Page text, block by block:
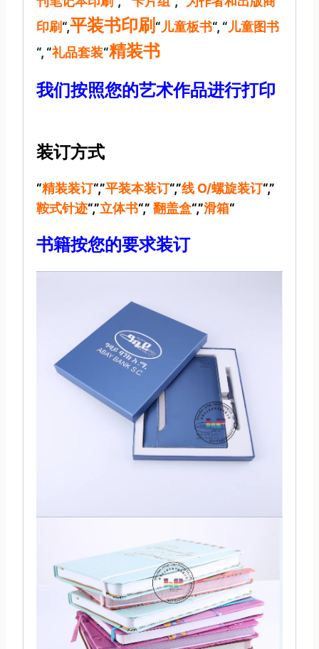
印刷“,平装书印刷 “儿童板书“, “儿童图书
“, “礼品套装“精装书
我们按照您的艺术作品进行打印
装订方式
“精装装订“,”平装本装订“,”线 O/螺旋装订“,”
鞍式针迹“,”立体书“,” 翻盖盒“,”滑箱“
书籍按您的要求装订